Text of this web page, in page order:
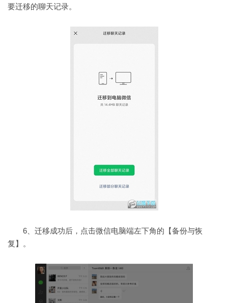
要迁移的聊天记录。
6、迁移成功后，点击微信电脑端左下角的【备份与恢
复】。